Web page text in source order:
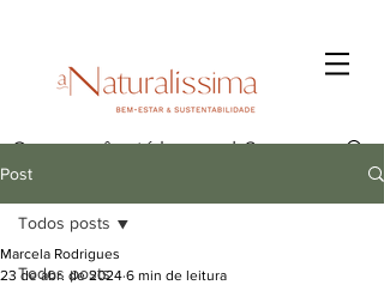
Post
Todos posts
Todos posts
Marcela Rodrigues
23 de abr. de 2024 6 min de leitura